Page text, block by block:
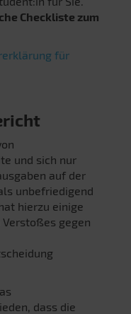
Checkliste zum
für
und sich nur
auf der
unbefriedigend
hierzu einige
gegen
dass die